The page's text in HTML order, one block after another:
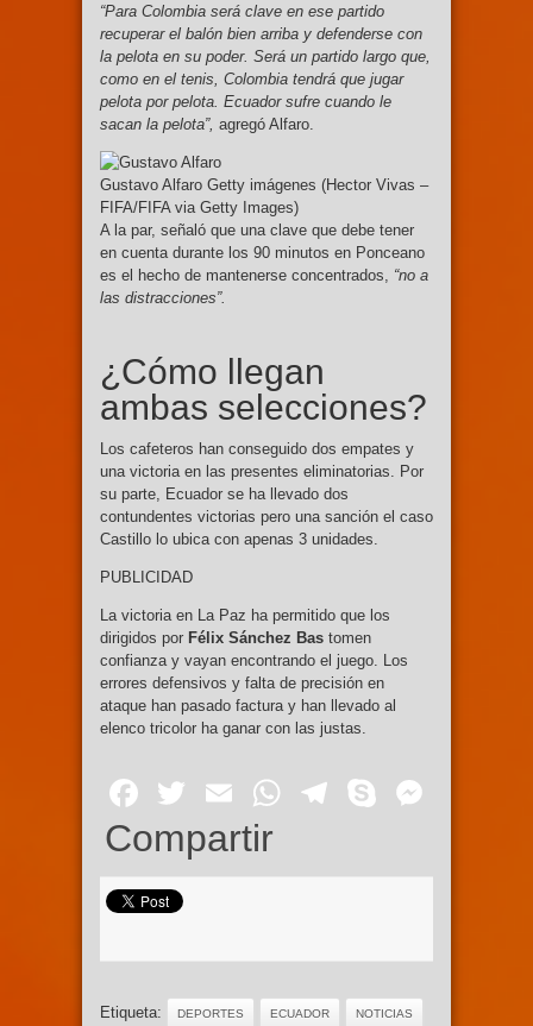
“Para Colombia será clave en ese partido
recuperar el balón bien arriba y defenderse con
la pelota en su poder. Será un partido largo que,
como en el tenis, Colombia tendrá que jugar
pelota por pelota. Ecuador sufre cuando le
sacan la pelota”, agregó Alfaro.
Gustavo Alfaro Getty imágenes (Hector Vivas –
FIFA/FIFA via Getty Images)
A la par, señaló que una clave que debe tener
en cuenta durante los 90 minutos en Ponceano
es el hecho de mantenerse concentrados, “no a
las distracciones”.
¿Cómo llegan
ambas selecciones?
Los cafeteros han conseguido dos empates y
una victoria en las presentes eliminatorias. Por
su parte, Ecuador se ha llevado dos
contundentes victorias pero una sanción el caso
Castillo lo ubica con apenas 3 unidades.
PUBLICIDAD
La victoria en La Paz ha permitido que los
dirigidos por Félix Sánchez Bas tomen
confianza y vayan encontrando el juego. Los
errores defensivos y falta de precisión en
ataque han pasado factura y han llevado al
elenco tricolor ha ganar con las justas.
Facebook
Twitter
EmailWhatsApp
Telegram
Skype
Compartir
Etiqueta: DEPORTES ECUADOR NOTICIAS